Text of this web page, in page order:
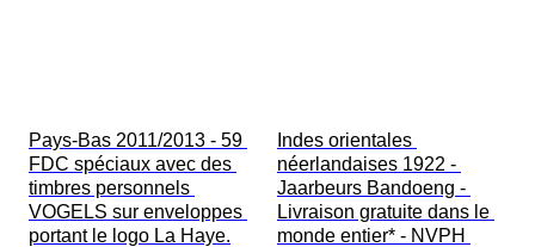
Pays-Bas 2011/2013 - 59
FDC spéciaux avec des
timbres personnels
VOGELS sur enveloppes
portant le logo La Haye.
Indes orientales
néerlandaises 1922 -
Jaarbeurs Bandoeng -
Livraison gratuite dans le
monde entier* - NVPH